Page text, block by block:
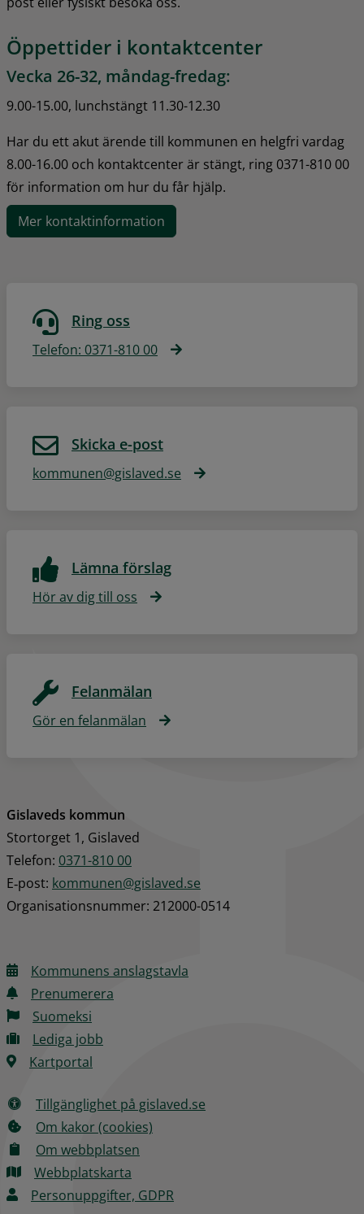
Öppettider i kontaktcenter
Vecka 26-32, måndag-fredag:
9.00-15.00, lunchstängt 11.30-12.30
Har du ett akut ärende till kommunen en helgfri vardag
8.00-16.00 och kontaktcenter är stängt, ring 0371-810 00
för information om hur du får hjälp.
Mer kontaktinformation
Ring oss
Telefon: 0371-810 00
Skicka e-post
kommunen@gislaved.se
Lämna förslag
Hör av dig till oss
Felanmälan
Gör en felanmälan
Gislaveds kommun
Stortorget 1, Gislaved
Telefon: 0371-810 00
E‑post: kommunen@gislaved.se
Organisationsnummer: 212000-0514
Kommunens anslagstavla
Prenumerera
Suomeksi
Lediga jobb
Kartportal
Tillgänglighet på gislaved.se
Om kakor (cookies)
Om webbplatsen
Webbplatskarta
Personuppgifter, GDPR